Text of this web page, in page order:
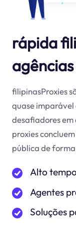
rápida
agências
filipinasProxies
quase
desafiadores
proxies
pública de
Alto
Agentes
Soluções